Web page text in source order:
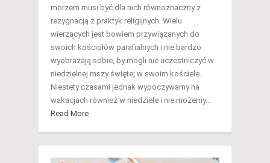
morzem musi być dla nich równoznaczny z
rezygnacją z praktyk religijnych. Wielu
wierzących jest bowiem przywiązanych do
swoich kościołów parafialnych i nie bardzo
wyobrażają sobie, by mogli nie uczestniczyć w
niedzielnej mszy świętej w swoim kościele.
Niestety czasami jednak wypoczywamy na
wakacjach również w niedziele i nie możemy…
Read More